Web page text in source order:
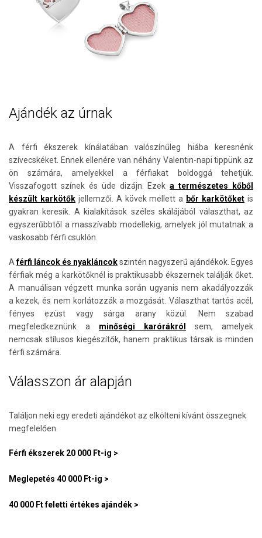
Ajándék az úrnak
A férfi ékszerek kínálatában valószínűleg hiába keresnénk
szívecskéket. Ennek ellenére van néhány Valentin-napi tippünk az
ön számára, amelyekkel a férfiakat boldoggá tehetjük.
Visszafogott színek és üde dizájn. Ezeka természetes kőből
készült karkötőkjellemzői. A kövek mellett a bőr karkötőket is
gyakran keresik. A kialakítások széles skálájából választhat, az
egyszerűbbtől a masszívabb modellekig, amelyek jól mutatnak a
vaskosabb férfi csuklón.
Aférfi láncok és nyakláncokszintén nagyszerű ajándékok. Egyes
férfiak még a karkötőknél is praktikusabb ékszernek találják őket.
A manuálisan végzett munka során ugyanis nem akadályozzák
a kezek, és nem korlátozzák a mozgását. Választhat tartós acél,
fényes ezüst vagy sárga arany közül. Nem szabad
megfeledkeznünk a minőségi karórákról
sem, amelyek
nemcsak stílusos kiegészítők, hanem praktikus társak is minden
férfi számára.
Válasszon ár alapján
Találjon neki egy eredeti ajándékot az elkölteni kívánt összegnek
megfelelően.
Férfi ékszerek 20 000 Ft-ig >
Meglepetés 40 000 Ft-ig >
40 000 Ft feletti értékes ajándék >